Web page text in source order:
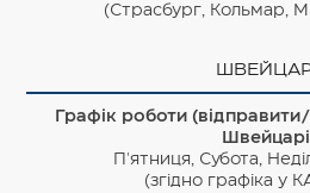
(Страсбург, Кольмар,
Графік роботи
П'ятниця, Субота,
(згідно графіка у